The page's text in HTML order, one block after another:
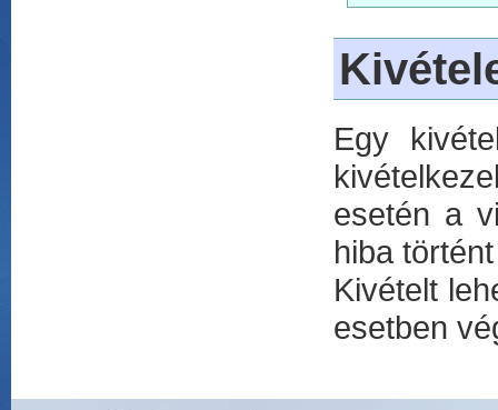
Egy
esetén a
hiba
Kivételt
esetben